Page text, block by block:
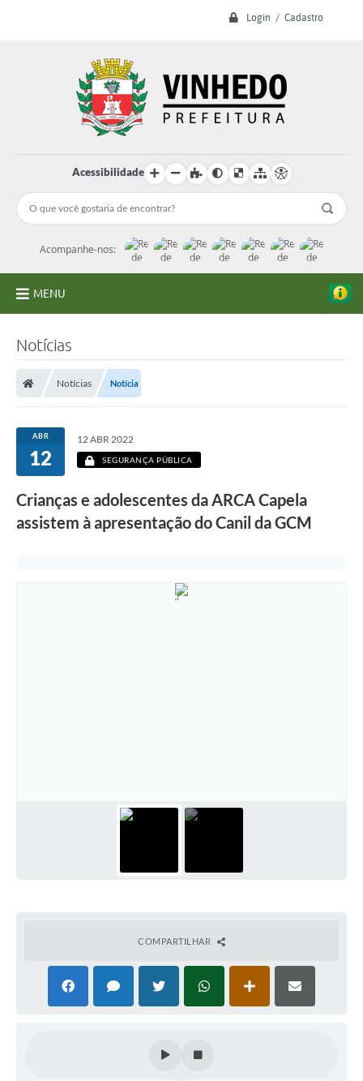
Login / Cadastro
Acessibilidade
Acompanhe-nos:
MENU
Licitações
Transparência
Concursos e Processos Seletivos
Inclusão e Acessibilidade
Sistema de Protocolo
Contratos
Notícias
Notícias Notícia
ABR
12
12 ABR 2022
SEGURANÇA PÚBLICA
Crianças e adolescentes da ARCA Capela
assistem à apresentação do Canil da GCM
COMPARTILHAR